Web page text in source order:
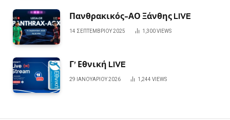
Πανθρακικός-ΑΟ Ξάνθης LIVE
14 ΣΕΠΤΕΜΒΡΊΟΥ 2025 1,300VIEWS
Γ’ Εθνική LIVE
29 ΙΑΝΟΥΑΡΊΟΥ 2026 1,244 VIEWS